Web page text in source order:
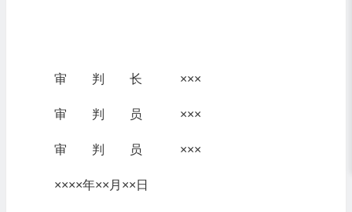
审 判 长 ×××
审 判 员 ×××
审 判 员 ×××
××××年××月××日